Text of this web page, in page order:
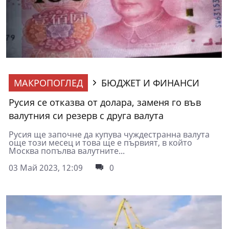
МАКРОПОГЛЕД
БЮДЖЕТ И ФИНАНСИ
Русия се отказва от долара, заменя го във
валутния си резерв с друга валута
Русия ще започне да купува чуждестранна валута
още този месец и това ще е първият, в който
Москва попълва валутните...
03 Май 2023, 12:09
0